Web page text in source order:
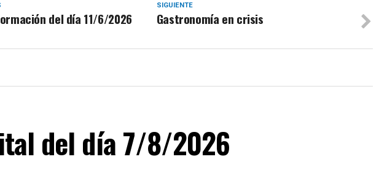
SIGUIENTE
Gastronomía en crisis
del día 11/6/2026
del día 7/8/2026